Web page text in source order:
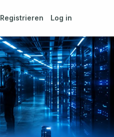
Registrieren Log in